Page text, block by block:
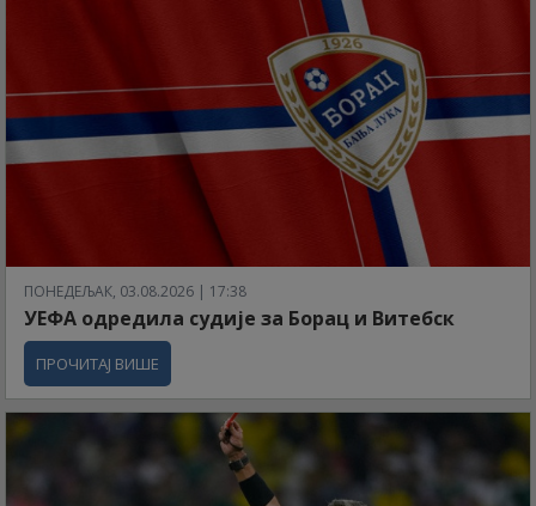
ПОНЕДЕЉАК, 03.08.2026 | 17:38
УЕФА одредила судије за Борац и Витебск
ПРОЧИТАЈ ВИШЕ